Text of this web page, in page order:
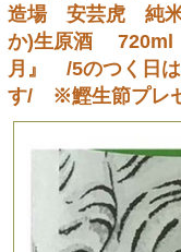
造場 安芸虎 純
か)生原酒 720ml
月』 /5のつく日は
す/ ※鰹生節プレ